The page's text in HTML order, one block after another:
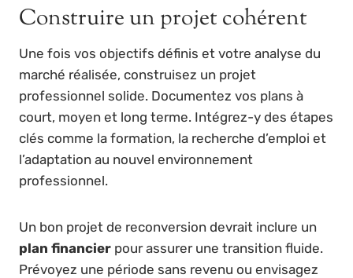
Construire un projet cohérent
Une fois vos objectifs définis et votre analyse du
marché réalisée, construisez un projet
professionnel solide. Documentez vos plans à
court, moyen et long terme. Intégrez-y des étapes
clés comme la formation, la recherche d’emploi et
l’adaptation au nouvel environnement
professionnel.
Un bon projet de reconversion devrait inclure un
plan financier pour assurer une transition fluide.
Prévoyez une période sans revenu ou envisagez